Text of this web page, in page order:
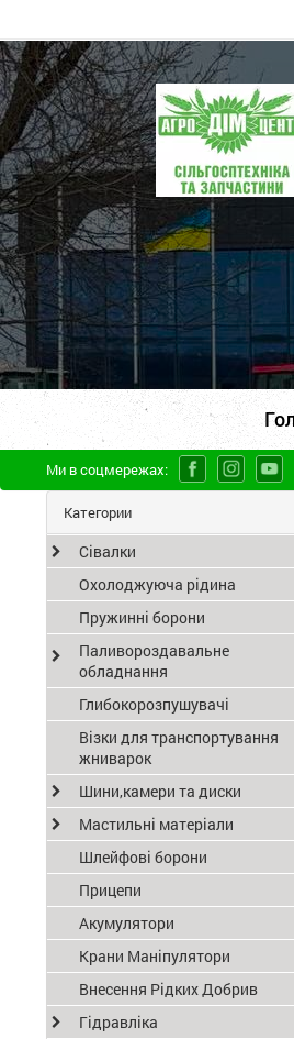
ПП
"Агродім-
центр"
-
продаж
техніки
та
запчастин
Ми в соцмережах:
Категории
Сівалки
Охолоджуюча рідина
Пружинні борони
Паливороздавальне
обладнання
Глибокорозпушувачі
Візки для транспортування
жниварок
Шини,камери та диски
Мастильні матеріали
Шлейфові борони
Прицепи
Акумулятори
Крани Маніпулятори
Внесення Рідких Добрив
Гідравліка